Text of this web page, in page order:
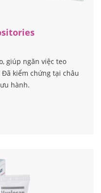
giúp ngăn việc teo
kiểm chứng tại châu
hành.